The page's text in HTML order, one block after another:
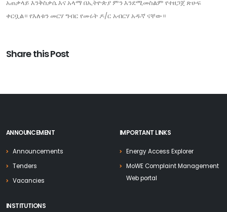
አጠቃላይ እንቅስቃሴ እና አላማ በኢትዮጵያ ምን እንደሚመስልም የተዘጋጀ ጽሁፍ
ቀርቧል። የእለቱን መርሃ ግብር የመሩት ዶ/ር አብርሃ አዱኛ ናቸው።
Share this Post
ANNOUNCEMENT
Announcements
Tenders
Vacancies
IMPORTANT LINKS
Energy Access Explorer
MoWE Complaint Management
Web portal
INSTITUTIONS